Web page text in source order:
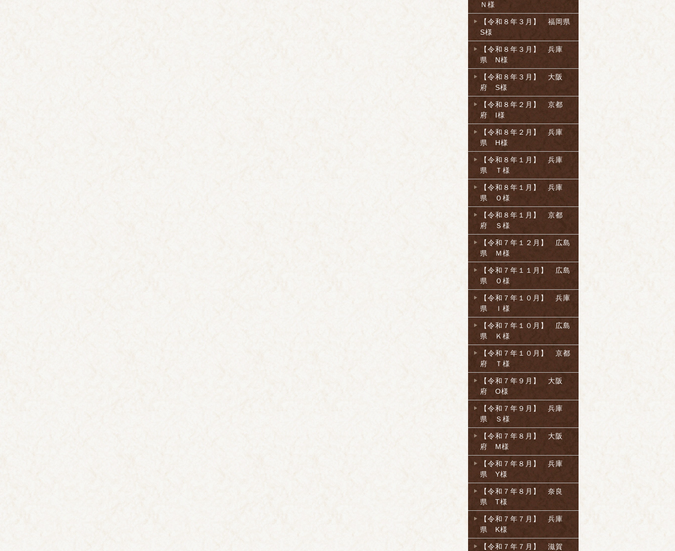
Ｎ様
【令和８年３月】 福岡県
S様
【令和８年３月】 兵庫
県 N様
【令和８年３月】 大阪
府 S様
【令和８年２月】 京都
府 I様
【令和８年２月】 兵庫
県 H様
【令和８年１月】 兵庫
県 Ｔ様
【令和８年１月】 兵庫
県 Ｏ様
【令和８年１月】 京都
府 Ｓ様
【令和７年１２月】 広島
県 Ｍ様
【令和７年１１月】 広島
県 Ｏ様
【令和７年１０月】 兵庫
県 Ｉ様
【令和７年１０月】 広島
県 Ｋ様
【令和７年１０月】 京都
府 Ｔ様
【令和７年９月】 大阪
府 O様
【令和７年９月】 兵庫
県 Ｓ様
【令和７年８月】 大阪
府 M様
【令和７年８月】 兵庫
県 Y様
【令和７年８月】 奈良
県 T様
【令和７年７月】 兵庫
県 K様
【令和７年７月】 滋賀